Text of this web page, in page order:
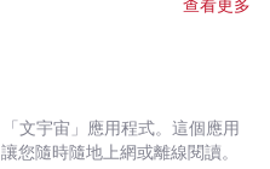
味送到讀者面前，格外親切。
從事多年漫
（改編自日本著名動畫,行銷全
查看更多
「文宇宙」應用程式。這個應用
您隨時隨地上網或離線閱讀。